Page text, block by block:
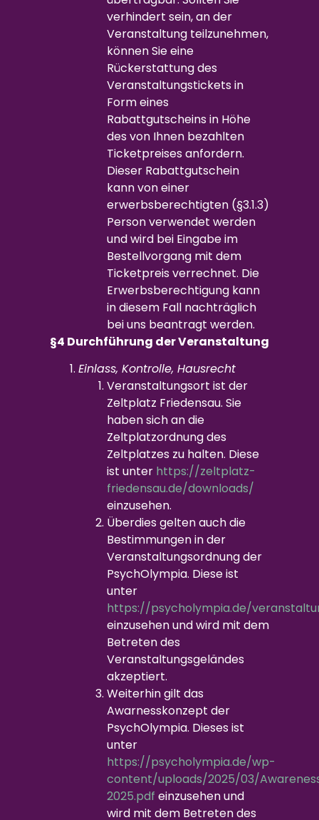
verhindert sein, an der
Veranstaltung teilzunehmen,
können Sie eine
Rückerstattung des
Veranstaltungstickets in
Form eines
Rabattgutscheins in Höhe
des von Ihnen bezahlten
Ticketpreises anfordern.
Dieser Rabattgutschein
kann von einer
erwerbsberechtigten (§3.1.3)
Person verwendet werden
und wird bei Eingabe im
Bestellvorgang mit dem
Ticketpreis verrechnet. Die
Erwerbsberechtigung kann
in diesem Fall nachträglich
bei uns beantragt werden.
§4 Durchführung der Veranstaltung
Einlass, Kontrolle, Hausrecht
Veranstaltungsort ist der
Zeltplatz Friedensau. Sie
haben sich an die
Zeltplatzordnung des
Zeltplatzes zu halten. Diese
ist unter https://zeltplatz-
friedensau.de/downloads/
einzusehen.
Überdies gelten auch die
Bestimmungen in der
Veranstaltungsordnung der
PsychOlympia. Diese ist
unter
https://psycholympia.de/
einzusehen und wird mit dem
Betreten des
Veranstaltungsgeländes
akzeptiert.
Weiterhin gilt das
Awarnesskonzept der
PsychOlympia. Dieses ist
unter
https://psycholympia.de/wp-
content/uploads/2025/03/
2025.pdf einzusehen und
wird mit dem Betreten des